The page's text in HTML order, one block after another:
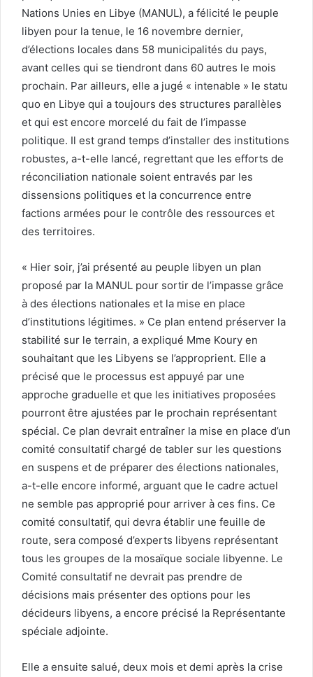
Nations Unies en Libye (MANUL), a félicité le peuple
libyen pour la tenue, le 16 novembre dernier,
d’élections locales dans 58 municipalités du pays,
avant celles qui se tiendront dans 60 autres le mois
prochain. Par ailleurs, elle a jugé « intenable » le statu
quo en Libye qui a toujours des structures parallèles
et qui est encore morcelé du fait de l’impasse
politique. Il est grand temps d’installer des institutions
robustes, a-t-elle lancé, regrettant que les efforts de
réconciliation nationale soient entravés par les
dissensions politiques et la concurrence entre
factions armées pour le contrôle des ressources et
des territoires.
« Hier soir, j’ai présenté au peuple libyen un plan
proposé par la MANUL pour sortir de l’impasse grâce
à des élections nationales et la mise en place
d’institutions légitimes. » Ce plan entend préserver la
stabilité sur le terrain, a expliqué Mme Koury en
souhaitant que les Libyens se l’approprient. Elle a
précisé que le processus est appuyé par une
approche graduelle et que les initiatives proposées
pourront être ajustées par le prochain représentant
spécial. Ce plan devrait entraîner la mise en place d’un
comité consultatif chargé de tabler sur les questions
en suspens et de préparer des élections nationales,
a-t-elle encore informé, arguant que le cadre actuel
ne semble pas approprié pour arriver à ces fins. Ce
comité consultatif, qui devra établir une feuille de
route, sera composé d’experts libyens représentant
tous les groupes de la mosaïque sociale libyenne. Le
Comité consultatif ne devrait pas prendre de
décisions mais présenter des options pour les
décideurs libyens, a encore précisé la Représentante
spéciale adjointe.
Elle a ensuite salué, deux mois et demi après la crise